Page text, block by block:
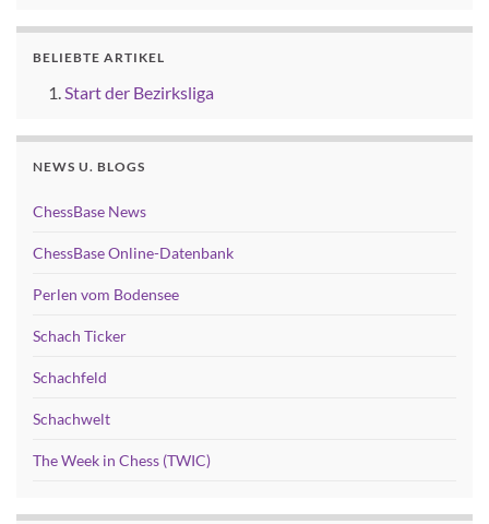
BELIEBTE ARTIKEL
Start der Bezirksliga
NEWS U. BLOGS
ChessBase News
ChessBase Online-Datenbank
Perlen vom Bodensee
Schach Ticker
Schachfeld
Schachwelt
The Week in Chess (TWIC)